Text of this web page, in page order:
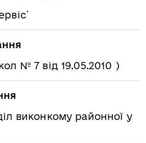
№ 7 від 19.05.2010 )
виконкому районної у